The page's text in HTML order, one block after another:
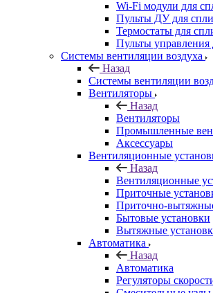
Wi-Fi модули для
Пульты ДУ для
Термостаты для
Пульты управления
Системы вентиляции воздуха
Назад
Системы вентиляции
Вентиляторы
Назад
Вентиляторы
Промышленные
Аксессуары
Вентиляционные
Назад
Вентиляционные
Приточные
Приточно-
Бытовые установки
Вытяжные
Автоматика
Назад
Автоматика
Регуляторы